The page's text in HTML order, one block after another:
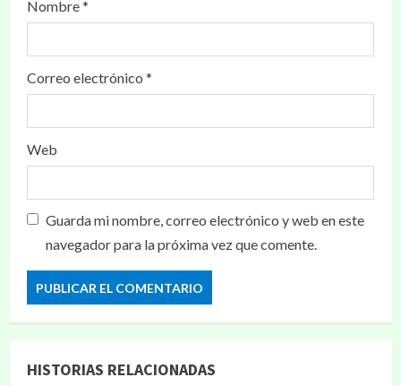
Nombre*
Correo electrónico *
Web
Guarda mi nombre, correo electrónico y web en este
navegador para la próxima vez que comente.
HISTORIAS RELACIONADAS